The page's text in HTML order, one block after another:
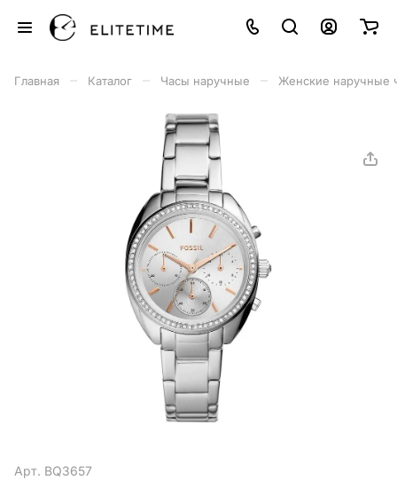
Главная Каталог Часы наручные Женские наручные
Арт. BQ3657